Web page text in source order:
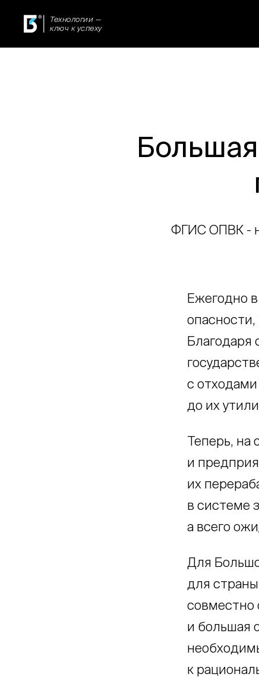
Технологии —
ключ к успеху
ФГИС ОПВК -
Ежегодно
с отходами
до их
Теперь, на
и
их
в системе
а всего
Для
для
совместно
и большая
к